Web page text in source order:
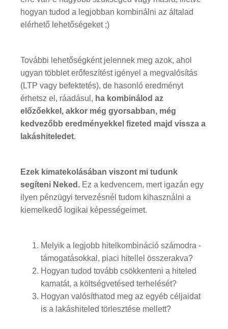
hogyan tudod a legjobban kombinálni az általad
elérhető lehetőségeket ;)
További lehetőségként jelennek meg azok, ahol
ugyan többlet erőfeszítést igényel a megvalósítás
(LTP vagy befektetés), de hasonló eredményt
érhetsz el, ráadásul, ha kombinálod az
előzőekkel, akkor még gyorsabban, még
kedvezőbb eredményekkel fizeted majd vissza a
lakáshiteledet.
Ezek kimatekolásában viszont mi tudunk
segíteni Neked. Ez a kedvencem, mert igazán egy
ilyen pénzügyi tervezésnél tudom kihasználni a
kiemelkedő logikai képességeimet.
Melyik a legjobb hitelkombináció számodra -
támogatásokkal, piaci hitellel összerakva?
Hogyan tudod tovább csökkenteni a hiteled
kamatát, a költségvetésed terhelését?
Hogyan valósíthatod meg az egyéb céljaidat
is a lakáshiteled törlesztése mellett?